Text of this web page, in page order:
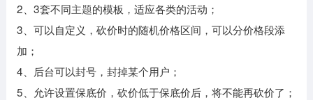
2、3套不同主题的模板，适应各类的活动；
3、可以自定义，砍价时的随机价格区间，可以分价格段添
加；
4、后台可以封号，封掉某个用户；
5、允许设置保底价，砍价低于保底价后，将不能再砍价了；